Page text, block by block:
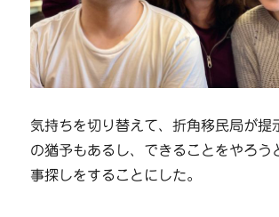
気持ちを切り替えて、折角移民局が提
の猶予もあるし、できることをやろう
事探しをすることにした。